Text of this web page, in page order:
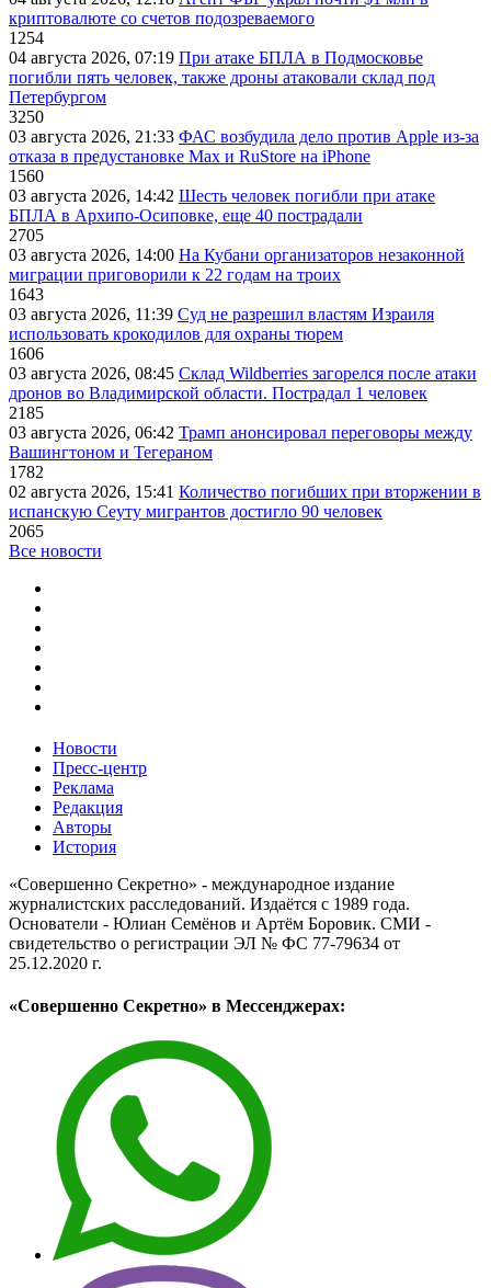
криптовалюте со счетов подозреваемого
1254
04 августа 2026, 07:19 При атаке БПЛА в Подмосковье
погибли пять человек, также дроны атаковали склад под
Петербургом
3250
03 августа 2026, 21:33 ФАС возбудила дело против Apple из-за
отказа в предустановке Max и RuStore на iPhone
1560
03 августа 2026, 14:42 Шесть человек погибли при атаке
БПЛА в Архипо-Осиповке, еще 40 пострадали
2705
03 августа 2026, 14:00 На Кубани организаторов незаконной
миграции приговорили к 22 годам на троих
1643
03 августа 2026, 11:39 Суд не разрешил властям Израиля
использовать крокодилов для охраны тюрем
1606
03 августа 2026, 08:45 Склад Wildberries загорелся после атаки
дронов во Владимирской области. Пострадал 1 человек
2185
03 августа 2026, 06:42 Трамп анонсировал переговоры между
Вашингтоном и Тегераном
1782
02 августа 2026, 15:41 Количество погибших при вторжении в
испанскую Сеуту мигрантов достигло 90 человек
2065
Все новости
Новости
Пресс-центр
Реклама
Редакция
Авторы
История
«Совершенно Секретно» - международное издание
журналистских расследований. Издаётся с 1989 года.
Основатели - Юлиан Семёнов и Артём Боровик. CМИ -
свидетельство о регистрации ЭЛ № ФС 77-79634 от
25.12.2020 г.
«Совершенно Секретно» в Мессенджерах: